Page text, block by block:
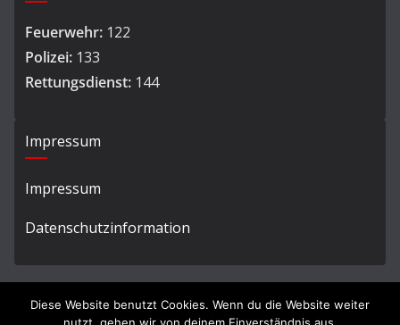
Feuerwehr: 122
Polizei: 133
Rettungsdienst: 144
Impressum
Impressum
Datenschutzinformation
Diese Website benutzt Cookies. Wenn du die Website weiter